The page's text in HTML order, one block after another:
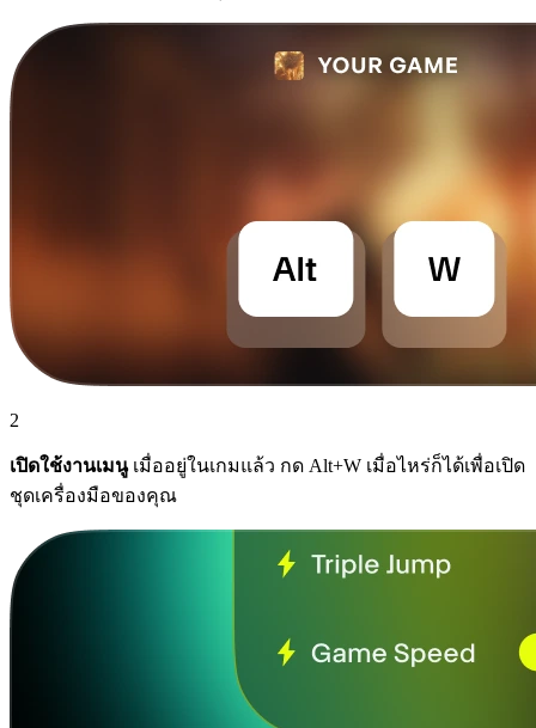
2
เปิดใช้งานเมนูเมื่ออยู่ในเกมแล้ว กด Alt+W เมื่อไหร่ก็ได้เพื่อเปิด
ชุดเครื่องมือของคุณ